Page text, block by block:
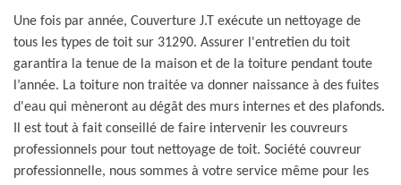
Une fois par année, Couverture J.T exécute un nettoyage de
tous les types de toit sur 31290. Assurer l'entretien du toit
garantira la tenue de la maison et de la toiture pendant toute
l’année. La toiture non traitée va donner naissance à des fuites
d'eau qui mèneront au dégât des murs internes et des plafonds.
Il est tout à fait conseillé de faire intervenir les couvreurs
professionnels pour tout nettoyage de toit. Société couvreur
professionnelle, nous sommes à votre service même pour les